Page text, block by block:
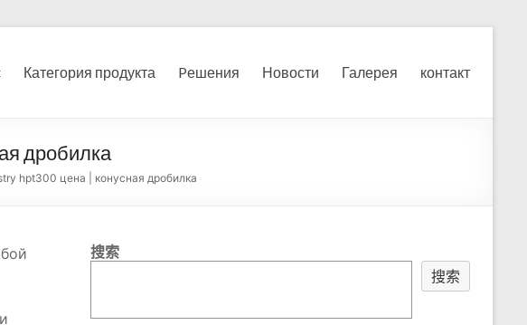
угля, измельчения печного
Категория продукта Pешения Новости Галерея контакт
дробилка
hpt300 цена | конусная дробилка
搜索
搜索